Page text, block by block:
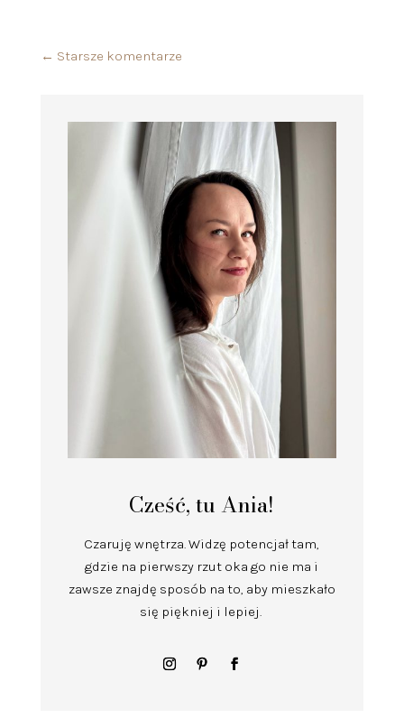
← Starsze komentarze
Cześć, tu Ania!
Czaruję wnętrza.Widzę potencjał tam,
gdzie na pierwszy rzut oka go nie ma i
zawsze znajdę sposób na to, aby mieszkało
się piękniej i lepiej.